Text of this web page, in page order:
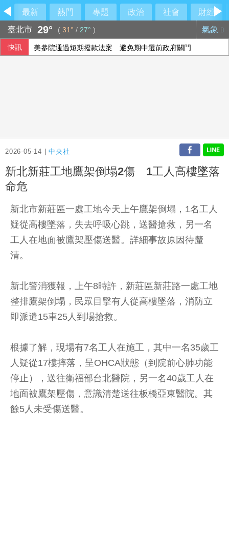
最新 熱門 專題 政治 社會
財經
臺北市 29° ( 31° / 27° ) 氣象
快訊 美參院通過短期撥款法案 避免期中選前政府關門
2026-05-14 |中央社
新北新莊工地鷹架倒塌2傷 1工人高樓墜落
命危
新北市新莊區一處工地今天上午鷹架倒塌，1名工人
疑從高樓墜落，失去呼吸心跳，送醫搶救，另一名
工人在地面被鷹架壓傷送醫。詳細事故原因待釐
清。
新北警消獲報，上午8時許，新莊區新莊路一處工地
整排鷹架倒塌，民眾目擊有人從高樓墜落，消防立
即派遣15車25人到場搶救。
根據了解，現場有7名工人在施工，其中一名35歲工
人疑從17樓摔落，呈OHCA狀態（到院前心肺功能
停止），送往衛福部台北醫院，另一名40歲工人在
地面被鷹架壓傷，意識清楚送往板橋亞東醫院。其
餘5人未受傷送醫。